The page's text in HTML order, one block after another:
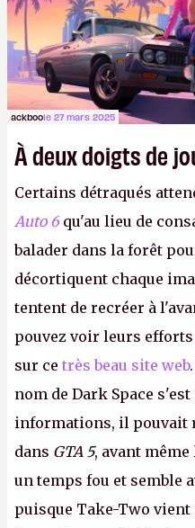
ackboole 27 mars 2025
À deux doigts de
Certains détraqués
Auto 6 qu'au lieu de
balader dans la forêt
décortiquent chaque
tentent de recréer à
pouvez voir leurs
sur ce très beau site web
nom de Dark Space
informations, il pouvait
dans GTA 5, avant
un temps fou et semble
puisque Take-Two